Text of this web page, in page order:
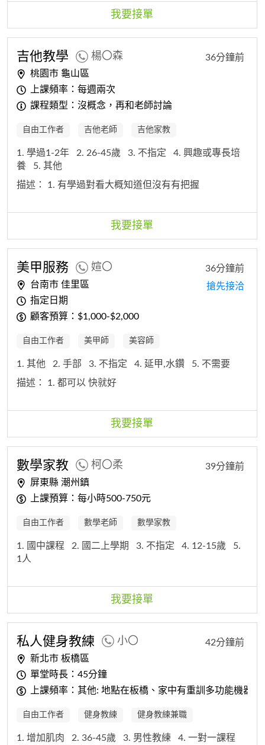
我要接單
吉他教學 楊〇森
桃園市 龜山區
上課頻率：每週兩次
課程類型：沒概念，再和老師討論
36分鐘前
自由工作者 吉他老師 吉他家教
1. 學過1-2年 2. 26-45歲 3. 不指定
4. 興趣或專長培
養
5. 其他
描述： 1. 有學過對看大概知道但沒有有把握
我要接單
美甲服務 媗〇
台南市 佳里區
指定日期
顧客預算：$1,000-$2,000
36分鐘前
搶先接洽
自由工作者 美甲師 美容師
1. 其他 2. 手部 3. 不指定 4. 延甲,水鑽
5. 不需要
描述： 1. 都可以 快就好
我要接單
數學家教 柯〇柔
屏東縣 潮州鎮
上課預算：每小時500-750元
39分鐘前
自由工作者 數學老師 數學家教
1. 國中課程 2. 國二上學期 3. 不指定 4. 12-15歲
5.
1人
我要接單
私人健身教練 小〇
新北市 板橋區
單堂時長：45分鐘
上課頻率：其他: 地點在板橋、家中有重訓多功能機器
42分鐘前
自由工作者 健身教練 健身教練兼職
1. 增加肌肉 2. 36-45歲 3. 男性教練
4. 一對一課程